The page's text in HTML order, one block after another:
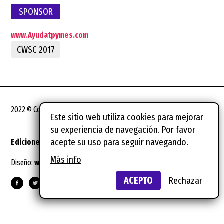
SPONSOR
www.Ayudatpymes.com
CWSC 2017
2022 © Coworking Spain Conference
Ediciones anteriores Notas legales
Diseño:wild wild web
Este sitio web utiliza cookies para mejorar
su experiencia de navegación. Por favor
acepte su uso para seguir navegando.
Más info
ACEPTO
Rechazar